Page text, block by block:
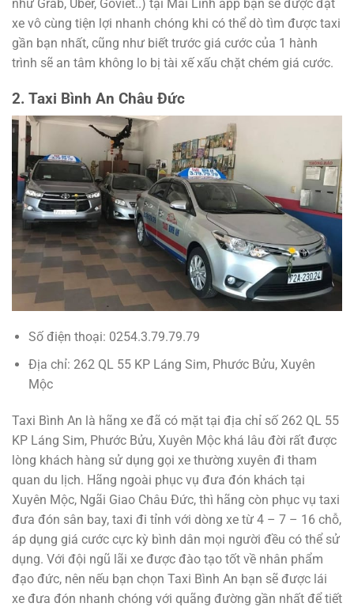
như Grab, Uber, Goviet..) tại Mai Linh app bạn sẽ được đặt
xe vô cùng tiện lợi nhanh chóng khi có thể dò tìm được taxi
gần bạn nhất, cũng như biết trước giá cước của 1 hành
trình sẽ an tâm không lo bị tài xế xấu chặt chém giá cước.
2. Taxi Bình An Châu Đức
Số điện thoại: 0254.3.79.79.79
Địa chỉ: 262 QL 55 KP Láng Sim, Phước Bửu, Xuyên
Mộc
Taxi Bình An là hãng xe đã có mặt tại địa chỉ số 262 QL 55
KP Láng Sim, Phước Bửu, Xuyên Mộc khá lâu đời rất được
lòng khách hàng sử dụng gọi xe thường xuyên đi tham
quan du lịch. Hãng ngoài phục vụ đưa đón khách tại
Xuyên Mộc, Ngãi Giao Châu Đức, thì hãng còn phục vụ taxi
đưa đón sân bay, taxi đi tỉnh với dòng xe từ 4 – 7 – 16 chỗ,
áp dụng giá cước cực kỳ bình dân mọi người đều có thể sử
dụng. Với đội ngũ lãi xe được đào tạo tốt về nhân phẩm
đạo đức, nên nếu bạn chọn Taxi Bình An bạn sẽ được lái
xe đưa đón nhanh chóng với quãng đường gần nhất để tiết